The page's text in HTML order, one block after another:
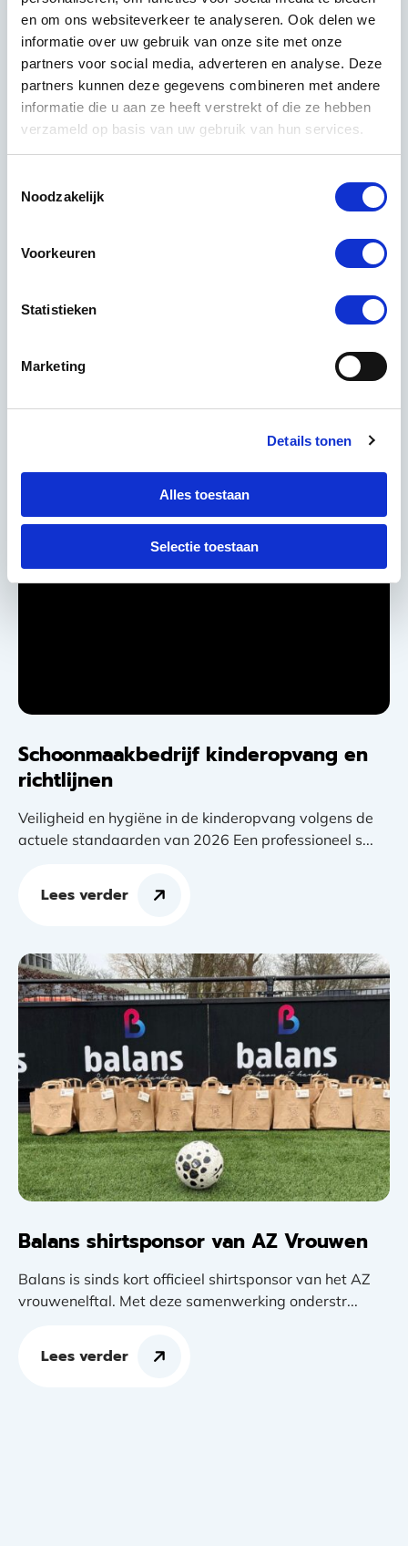
en om ons websiteverkeer te analyseren. Ook delen we
informatie over uw gebruik van onze site met onze
partners voor social media, adverteren en analyse. Deze
partners kunnen deze gegevens combineren met andere
informatie die u aan ze heeft verstrekt of die ze hebben
verzameld op basis van uw gebruik van hun services.
Noodzakelijk
Voorkeuren
Statistieken
Marketing
Details tonen
Alles toestaan
Selectie toestaan
begon Achint Atwal zes jaar
geleden aan de uitbouw van wat
Constant Dienstverlening in Alphen
aan den Rijn was. Vorig jaar stond
hij in ons omzetoverzicht als Balans
Schoonmaak en Bedrijfsdiensten
BV al bij de eerste dertig
Schoonmaakbedrijf kinderopvang en
richtlijnen
Veiligheid en hygiëne in de kinderopvang volgens de
actuele standaarden van 2026 Een professioneel s...
Lees verder
Balans shirtsponsor van AZ Vrouwen
Balans is sinds kort officieel shirtsponsor van het AZ
vrouwenelftal. Met deze samenwerking onderstr...
Lees verder